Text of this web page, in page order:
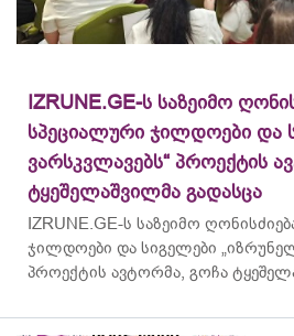
IZRUNE.GE-ს საზეიმო
სპეციალური ჯილდოები და
ვარსკვლავებს“ პროექტის
ტყეშელაშვილმა გადასცა
IZRUNE.GE-ს საზეიმო
ჯილდოები და სიგელები
პროექტის ავტორმა, გოჩა